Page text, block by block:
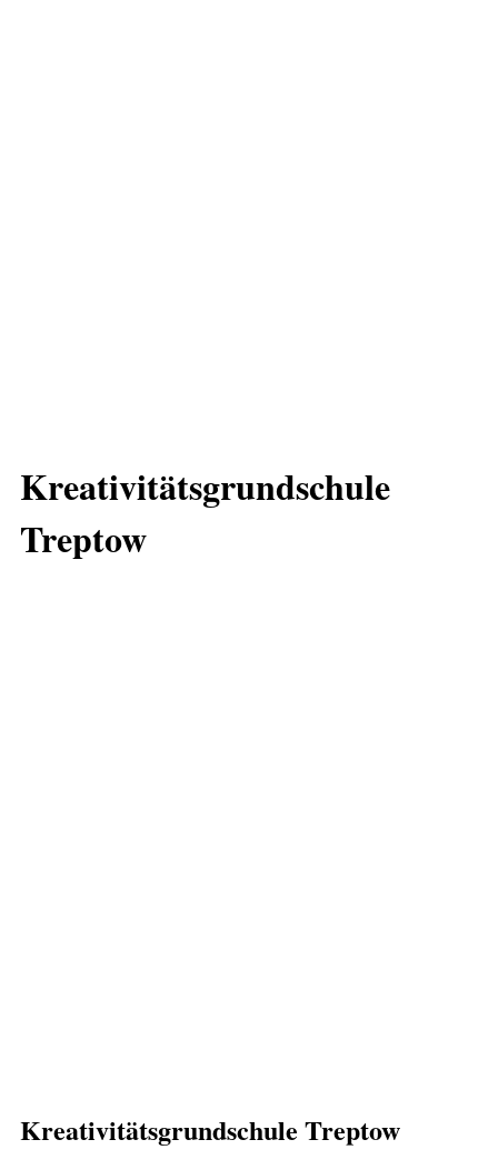
Kreativitätsgrundschule
Treptow
Kreativitätsgrundschule Treptow